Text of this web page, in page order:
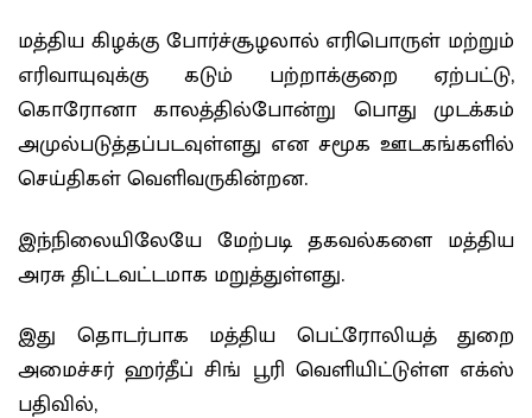
மத்திய கிழக்கு போர்ச்சூழலால் எரிபொருள் மற்றும்
எரிவாயுவுக்கு கடும் பற்றாக்குறை ஏற்பட்டு,
கொரோனா காலத்தில்போன்று பொது முடக்கம்
அமுல்படுத்தப்படவுள்ளது என சமூக ஊடகங்களில்
செய்திகள் வெளிவருகின்றன.
இந்நிலையிலேயே மேற்படி தகவல்களை மத்திய
அரசு திட்டவட்டமாக மறுத்துள்ளது.
இது தொடர்பாக மத்திய பெட்ரோலியத் துறை
அமைச்சர் ஹர்தீப் சிங் பூரி வெளியிட்டுள்ள எக்ஸ்
பதிவில்,